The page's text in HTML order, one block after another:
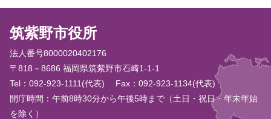
筑紫野市役所
法人番号8000020402176
〒818－8686 福岡県筑紫野市石崎1-1-1
Tel：092-923-1111(代表)
Fax：092-923-1134(代表)
開庁時間：午前8時30分から午後5時まで（土日・祝日・年末年始
を除く）